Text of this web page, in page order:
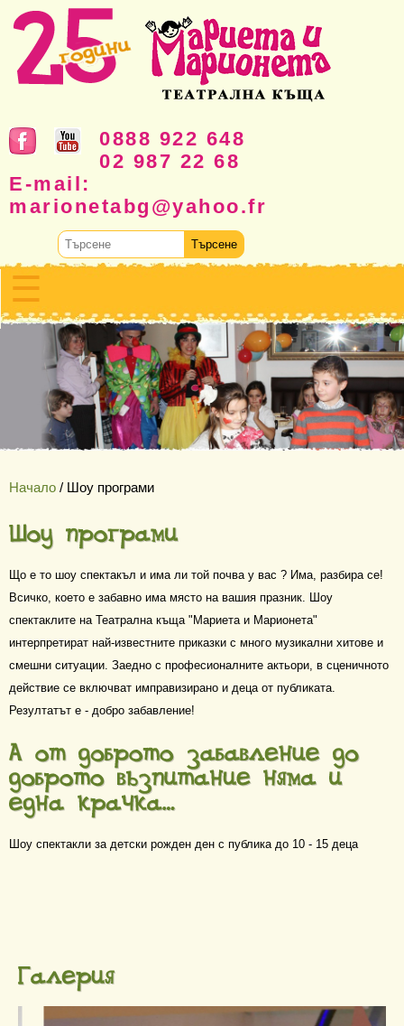
0888 922 648
02 987 22 68
E-mail:
marionetabg@yahoo.fr
☰
Начало / Шоу програми
Що е то шоу спектакъл и има ли той почва у вас ? Има, разбира се!
Всичко, което е забавно има място на вашия празник. Шоу
спектаклите на Театрална къща "Мариета и Марионета"
интерпретират най-известните приказки с много музикални хитове и
смешни ситуации. Заедно с професионалните актьори, в сценичното
действие се включват имправизирано и деца от публиката.
Резултатът е - добро забавление!
Шоу спектакли за детски рожден ден с публика до 10 - 15 деца